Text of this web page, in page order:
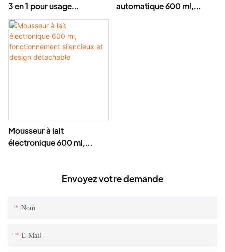
3 en 1 pour usage
domestique
automatique 600 ml,
Mousseur à lait
électronique 600 ml,
Envoyez votre demande
Nom
E-Mail